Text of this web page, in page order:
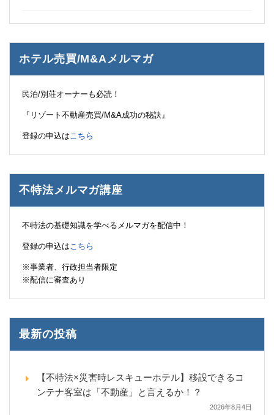
ホテル売買/M&Aメルマガ
民泊/別荘オーナーも必読！
『リゾート不動産売買/M&A成功の秘訣』
登録の申込は こちら
不特法メルマガ講座
不特法の基礎知識を学べるメルマガを配信中！
登録の申込は こちら
※事業者、行政担当者限定
※配信に審査あり
最新の投稿
【不特法×災害時レスキューホテル】移設できるコ
ンテナ客室は「不動産」と言えるか！？
2026年8月4日